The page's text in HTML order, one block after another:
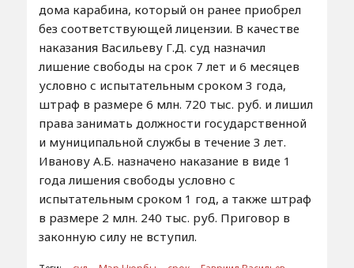
дома карабина, который он ранее приобрел
без соответствующей лицензии. В качестве
наказания Васильеву Г.Д. суд назначил
лишение свободы на срок 7 лет и 6 месяцев
условно с испытательным сроком 3 года,
штраф в размере 6 млн. 720 тыс. руб. и лишил
права занимать должности государственной
и муниципальной службы в течение 3 лет.
Иванову А.Б. назначено наказание в виде 1
года лишения свободы условно с
испытательным сроком 1 год, а также штраф
в размере 2 млн. 240 тыс. руб. Приговор в
законную силу не вступил.